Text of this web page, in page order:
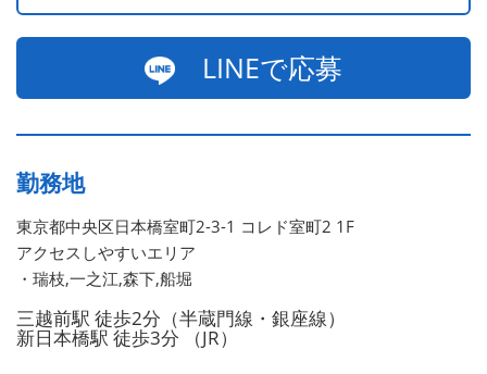
LINEで応募
勤務地
東京都中央区日本橋室町2-3-1 コレド室町2 1F
アクセスしやすいエリア
・瑞枝,一之江,森下,船堀
三越前駅 徒歩2分（半蔵門線・銀座線）
新日本橋駅 徒歩3分 （JR）